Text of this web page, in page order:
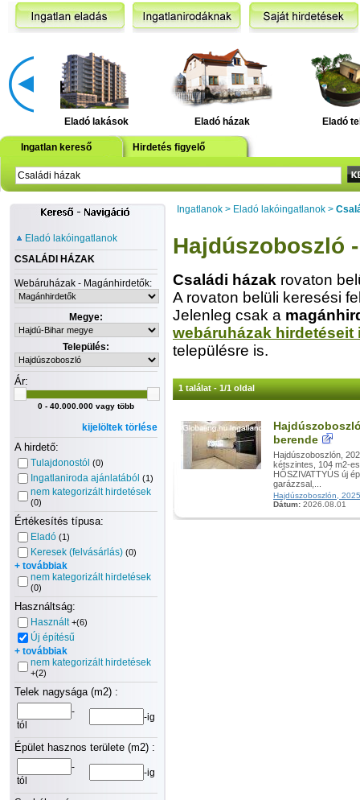
Eladó lakások Eladó házak Eladó
Ingatlan kereső Hirdetés figyelő
Eladó lakóingatlanok
CSALÁDI HÁZAK
Webáruházak - Magánhirdetők:
Megye:
Település:
Ár:
0 - 40.000.000 vagy több
kijelöltek törlése
A hirdető:
Tulajdonostól (0)
Ingatlaniroda ajánlatából (1)
nem kategorizált hirdetések
(0)
Értékesítés típusa:
Eladó (1)
Keresek (felvásárlás) (0)
+ továbbiak
nem kategorizált hirdetések
(0)
Használtság:
Használt +(6)
Új építésű
+ továbbiak
nem kategorizált hirdetések
+(2)
Telek nagysága (m2) :
-
tól
-ig
Épület hasznos területe (m2) :
-
tól
-ig
Ingatlanok > Eladó lakóingatlanok >
Hajdúszoboszló
Családi házak rovaton
A rovaton belüli keresési
Jelenleg csak a
webáruházak hirdetéseit
településre is.
1 találat - 1/1 oldal
berende
Hajdúszoboszlón,
kétszintes, 104 m2-
HŐSZIVATTYÚS új
garázzsal,...
Hajdúszoboszlón,
Dátum: 2026.08.01